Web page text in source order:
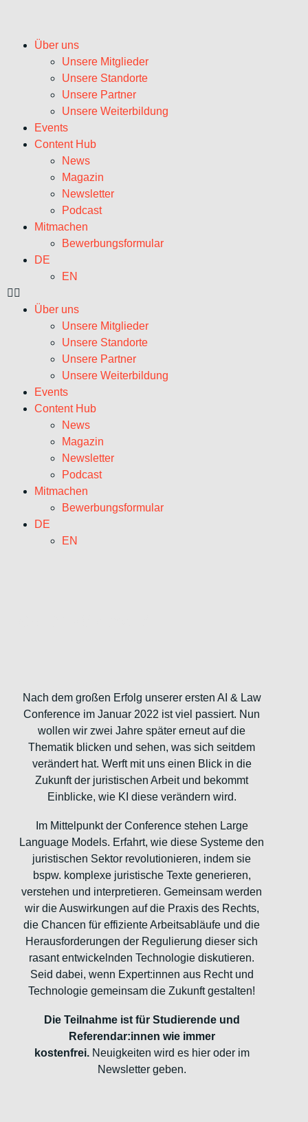
Über uns
Unsere Mitglieder
Unsere Standorte
Unsere Partner
Unsere Weiterbildung
Events
Content Hub
News
Magazin
Newsletter
Podcast
Mitmachen
Bewerbungsformular
DE
EN
Über uns
Unsere Mitglieder
Unsere Standorte
Unsere Partner
Unsere Weiterbildung
Events
Content Hub
News
Magazin
Newsletter
Podcast
Mitmachen
Bewerbungsformular
DE
EN
Nach dem großen Erfolg unserer ersten AI & Law
Conference im Januar 2022 ist viel passiert. Nun
wollen wir zwei Jahre später erneut auf die
Thematik blicken und sehen, was sich seitdem
verändert hat. Werft mit uns einen Blick in die
Zukunft der juristischen Arbeit und bekommt
Einblicke, wie KI diese verändern wird.
Im Mittelpunkt der Conference stehen Large
Language Models. Erfahrt, wie diese Systeme den
juristischen Sektor revolutionieren, indem sie
bspw. komplexe juristische Texte generieren,
verstehen und interpretieren. Gemeinsam werden
wir die Auswirkungen auf die Praxis des Rechts,
die Chancen für effiziente Arbeitsabläufe und die
Herausforderungen der Regulierung dieser sich
rasant entwickelnden Technologie diskutieren.
Seid dabei, wenn Expert:innen aus Recht und
Technologie gemeinsam die Zukunft gestalten!
Die Teilnahme ist für Studierende und
Referendar:innen wie immer
kostenfrei.Neuigkeiten wird es hier oder im
Newsletter geben.